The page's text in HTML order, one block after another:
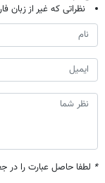
نظراتی که غیر از زبان
* لطفا حاصل عبارت را در